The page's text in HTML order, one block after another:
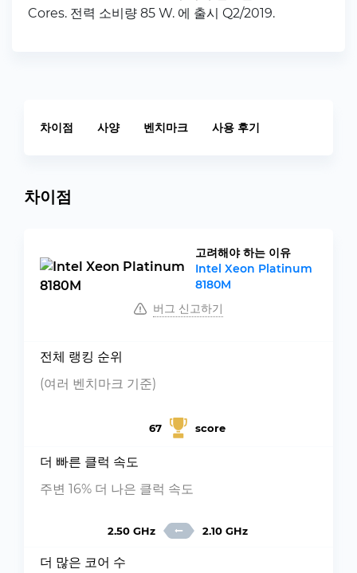
Cores. 전력 소비량 85 W. 에 출시 Q2/2019.
차이점 사양 벤치마크 사용 후기
차이점
고려해야 하는 이유
Intel Xeon Platinum
8180M
버그 신고하기
전체 랭킹 순위
(여러 벤치마크 기준)
67 score
더 빠른 클럭 속도
주변 16% 더 나은 클럭 속도
2.50 GHz 2.10 GHz
더 많은 코어 수